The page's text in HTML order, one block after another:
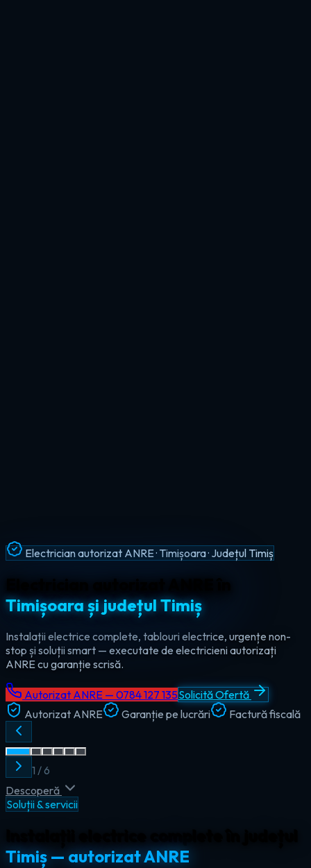
Intervenții Non-Stop · Urgențe Electrice · Timiș
Urgențe electrice non-stop în
județul Timiș
Ajungem la tine în maxim 60 de minute, oricând — ziua sau
noaptea. Electrician de urgență autorizat pentru Timișoara,
Lugoj, Deta și toate localitățile din Timiș.
Autorizat ANRE — 0784 127 135Solicită Ofertă
Autorizat ANRE
Garanție pe lucrări Factură fiscală
2 /6
Descoperă
Soluții & servicii
Timiș — autorizat ANRE